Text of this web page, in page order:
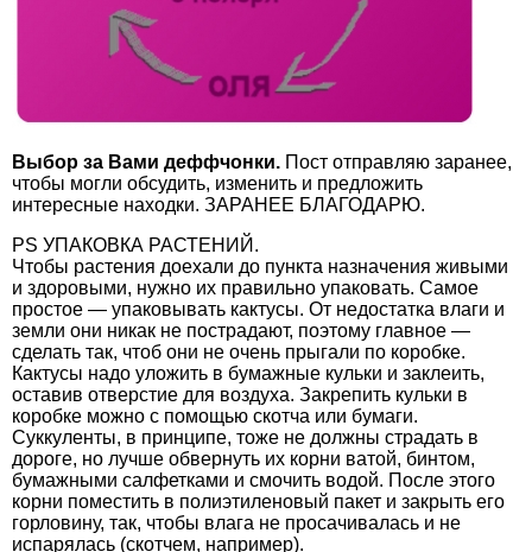
Выбор за Вами деффчонки. Пост отправляю заранее,
чтобы могли обсудить, изменить и предложить
интересные находки. ЗАРАНЕЕ БЛАГОДАРЮ.
PS УПАКОВКА РАСТЕНИЙ.
Чтобы растения доехали до пункта назначения живыми
и здоровыми, нужно их правильно упаковать. Самое
простое — упаковывать кактусы. От недостатка влаги и
земли они никак не пострадают, поэтому главное —
сделать так, чтоб они не очень прыгали по коробке.
Кактусы надо уложить в бумажные кульки и заклеить,
оставив отверстие для воздуха. Закрепить кульки в
коробке можно с помощью скотча или бумаги.
Суккуленты, в принципе, тоже не должны страдать в
дороге, но лучше обвернуть их корни ватой, бинтом,
бумажными салфетками и смочить водой. После этого
корни поместить в полиэтиленовый пакет и закрыть его
горловину, так, чтобы влага не просачивалась и не
испарялась (скотчем, например).